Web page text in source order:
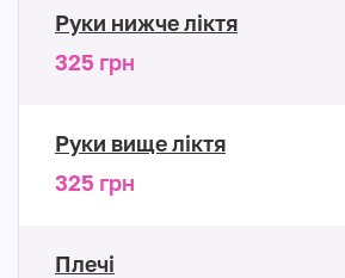
Руки нижче ліктя
325 грн
Руки вище ліктя
325 грн
Плечі